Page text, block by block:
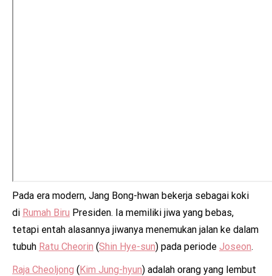
Pada era modern, Jang Bong-hwan bekerja sebagai koki
di Rumah Biru Presiden. Ia memiliki jiwa yang bebas,
tetapi entah alasannya jiwanya menemukan jalan ke dalam
tubuh Ratu Cheorin (Shin Hye-sun) pada periode Joseon.
Raja Cheoljong (Kim Jung-hyun) adalah orang yang lembut